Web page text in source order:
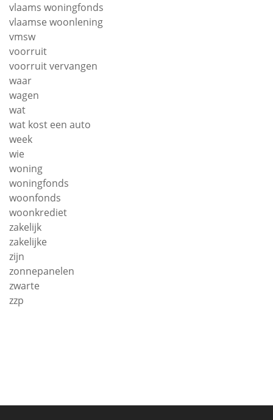
vlaams woningfonds
vlaamse woonlening
vmsw
voorruit
voorruit vervangen
waar
wagen
wat
wat kost een auto
week
wie
woning
woningfonds
woonfonds
woonkrediet
zakelijk
zakelijke
zijn
zonnepanelen
zwarte
zzp